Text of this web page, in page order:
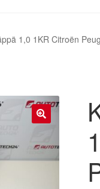
1,0 1KR Citroën